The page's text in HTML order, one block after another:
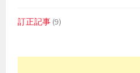
訂正記事 (9)